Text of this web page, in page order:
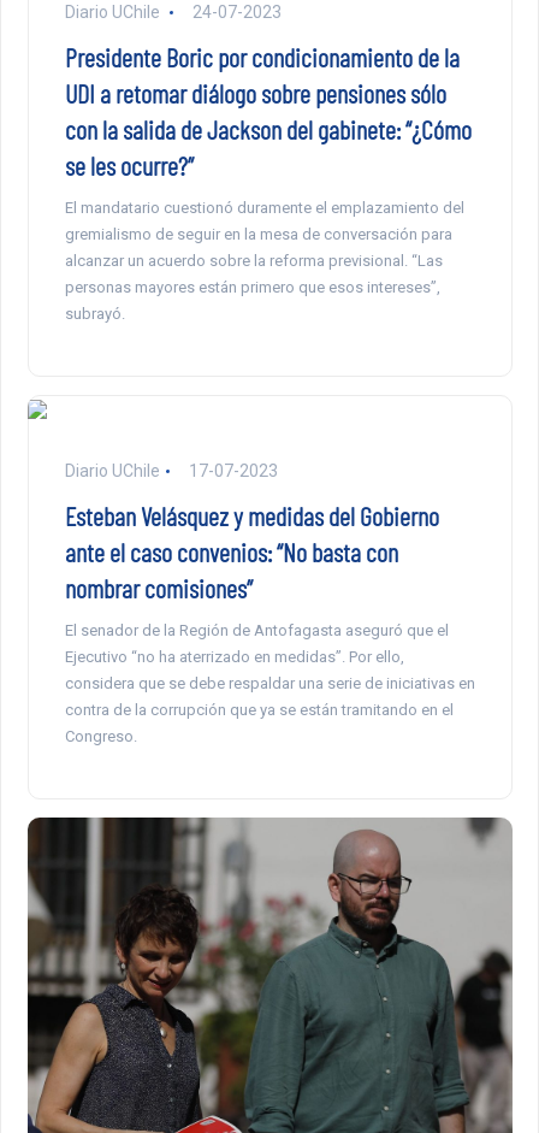
Diario UChile 24-07-2023
Presidente Boric por condicionamiento de la
UDI a retomar diálogo sobre pensiones sólo
con la salida de Jackson del gabinete: “¿Cómo
se les ocurre?”
El mandatario cuestionó duramente el emplazamiento del
gremialismo de seguir en la mesa de conversación para
alcanzar un acuerdo sobre la reforma previsional. “Las
personas mayores están primero que esos intereses”,
subrayó.
Diario UChile 17-07-2023
Esteban Velásquez y medidas del Gobierno
ante el caso convenios: “No basta con
nombrar comisiones”
El senador de la Región de Antofagasta aseguró que el
Ejecutivo “no ha aterrizado en medidas”. Por ello,
considera que se debe respaldar una serie de iniciativas en
contra de la corrupción que ya se están tramitando en el
Congreso.